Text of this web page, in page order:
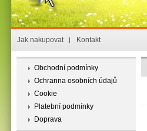
Jak nakupovat Kontakt
Obchodní podmínky
Ochranna osobních údajů
Cookie
Platební podmínky
Doprava